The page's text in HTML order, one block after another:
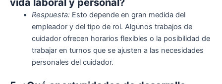
vida laboral y personal?
Respuesta:Esto depende en gran medida del
empleador y del tipo de rol. Algunos trabajos de
cuidador ofrecen horarios flexibles o la posibilidad de
trabajar en turnos que se ajusten a las necesidades
personales del cuidador.